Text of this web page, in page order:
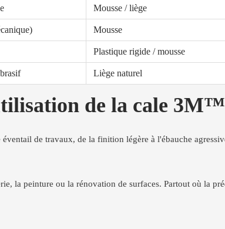
Mousse / liège
Mousse
Plastique rigide / mousse
Liège naturel
de la cale
de travaux, de la finition légère à l'ébauche
la peinture ou la rénovation de surfaces. Partout où la